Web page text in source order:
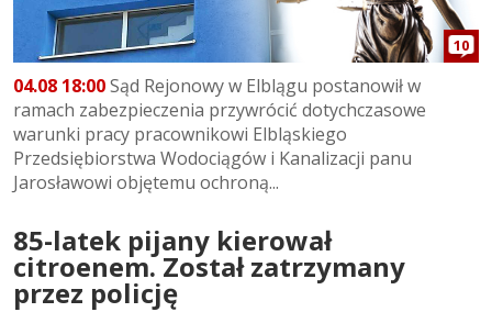
10
04.08 18:00Sąd Rejonowy w Elblągu postanowił w
ramach zabezpieczenia przywrócić dotychczasowe
warunki pracy pracownikowi Elbląskiego
Przedsiębiorstwa Wodociągów i Kanalizacji panu
Jarosławowi objętemu ochroną...
85-latek pijany kierował
citroenem. Został zatrzymany
przez policję